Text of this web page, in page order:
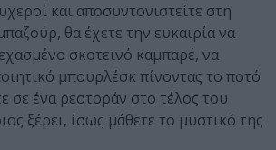
και αποσυντονιστείτε στη
θα έχετε την ευκαιρία να
σκοτεινό καμπαρέ, να
μπουρλέσκ πίνοντας το ποτό
σε ένα ρεστοράν στο τέλος του
ξέρει, ίσως μάθετε το μυστικό της